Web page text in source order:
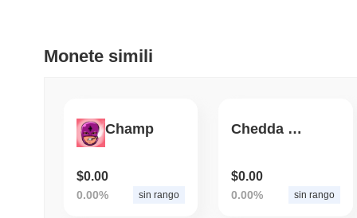
Monete simili
Champ
$0.00
0.00% sin rango
Chedda Token
$0.00
0.00% sin rango